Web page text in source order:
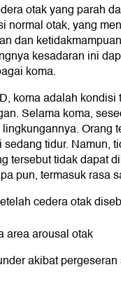
otak yang parah
normal otak, yang
dan
kesadaran ini
koma.
koma adalah kondisi
Selama koma,
Orang
tidur. Namun,
tersebut tidak dapat
pun, termasuk rasa
cedera otak
area arousal otak
akibat pergeseran